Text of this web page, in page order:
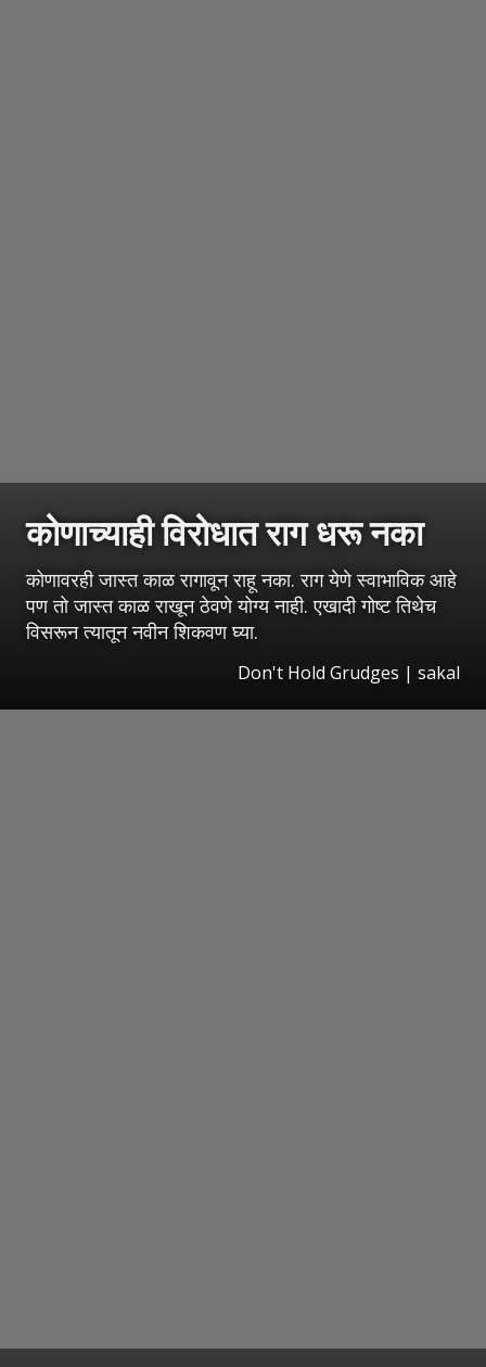
कोणाच्याही विरोधात राग धरू नका
कोणावरही जास्त काळ रागावून राहू नका. राग येणे स्वाभाविक आहे
पण तो जास्त काळ राखून ठेवणे योग्य नाही. एखादी गोष्ट तिथेच
विसरून त्यातून नवीन शिकवण घ्या.
Don't Hold Grudges | sakal